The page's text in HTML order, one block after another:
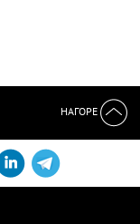
НАГОРЕ